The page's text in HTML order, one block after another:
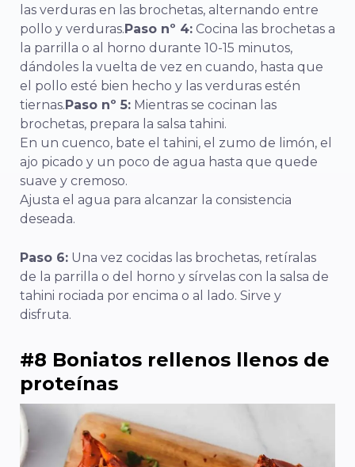
las verduras en las brochetas, alternando entre
pollo y verduras. Paso nº 4: Cocina las brochetas a
la parrilla o al horno durante 10-15 minutos,
dándoles la vuelta de vez en cuando, hasta que
el pollo esté bien hecho y las verduras estén
tiernas. Paso nº 5: Mientras se cocinan las
brochetas, prepara la salsa tahini.
En un cuenco, bate el tahini, el zumo de limón, el
ajo picado y un poco de agua hasta que quede
suave y cremoso.
Ajusta el agua para alcanzar la consistencia
deseada.
Paso 6: Una vez cocidas las brochetas, retíralas
de la parrilla o del horno y sírvelas con la salsa de
tahini rociada por encima o al lado. Sirve y
disfruta.
#8 Boniatos rellenos llenos de
proteínas